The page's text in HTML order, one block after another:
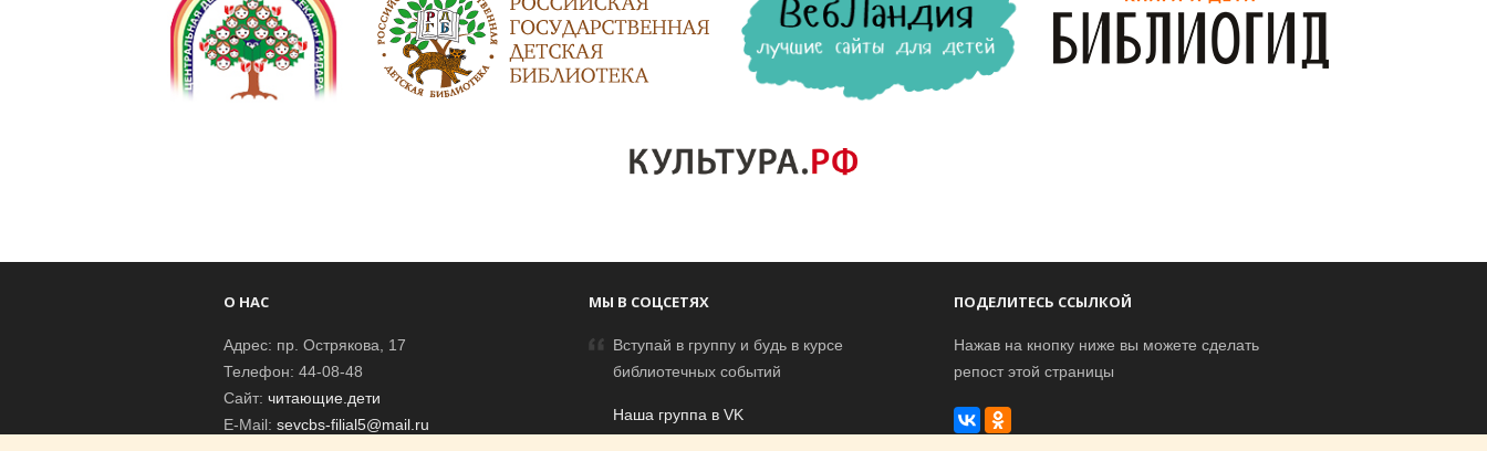
О НАС
Адрес: пр. Острякова, 17
Телефон: 44-08-48
Сайт: читающие.дети
E-Mail: sevcbs-filial5@mail.ru
МЫ В СОЦСЕТЯХ
Вступай в группу и будь в курсе
библиотечных событий
Наша группа в VK
ПОДЕЛИТЕСЬ ССЫЛКОЙ
Нажав на кнопку ниже вы можете сделать
репост этой страницы